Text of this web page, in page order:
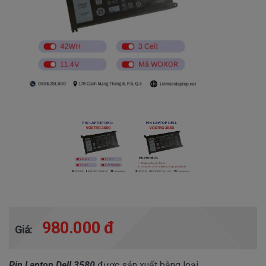
Giá: 980.000 đ